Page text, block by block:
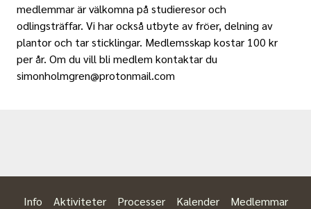
medlemmar är välkomna på studieresor och
odlingsträffar. Vi har också utbyte av fröer, delning av
plantor och tar sticklingar. Medlemsskap kostar 100 kr
per år. Om du vill bli medlem kontaktar du
simonholmgren@protonmail.com
Info Aktiviteter Processer Kalender
Medlemmar